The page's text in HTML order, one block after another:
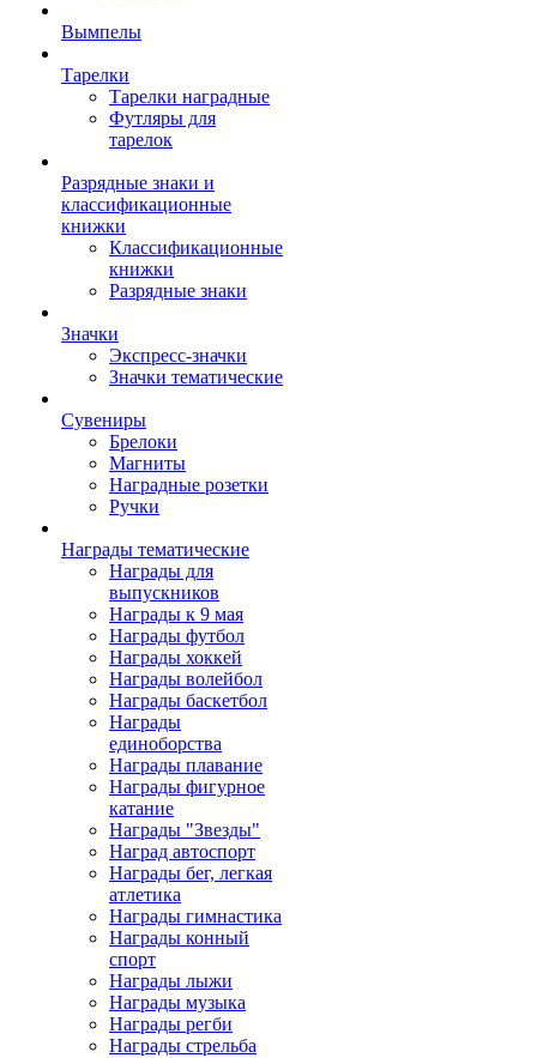
Вымпелы
Тарелки
Тарелки наградные
Футляры для
тарелок
Разрядные знаки и
классификационные
книжки
Классификационные
книжки
Разрядные знаки
Значки
Экспресс-значки
Значки тематические
Сувениры
Брелоки
Магниты
Наградные розетки
Ручки
Награды тематические
Награды для
выпускников
Награды к 9 мая
Награды футбол
Награды хоккей
Награды волейбол
Награды баскетбол
Награды
единоборства
Награды плавание
Награды фигурное
катание
Награды "Звезды"
Наград автоспорт
Награды бег, легкая
атлетика
Награды гимнастика
Награды конный
спорт
Награды лыжи
Награды музыка
Награды регби
Награды стрельба